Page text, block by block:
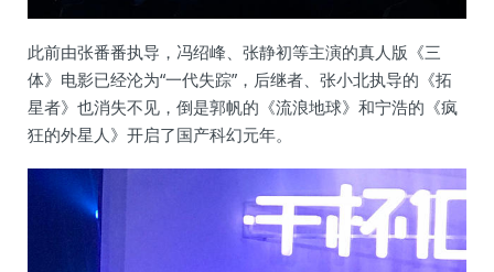
此前由张番番执导，冯绍峰、张静初等主演的真人版《三
体》电影已经沦为“一代失踪”，后继者、张小北执导的《拓
星者》也消失不见，倒是郭帆的《流浪地球》和宁浩的《疯
狂的外星人》开启了国产科幻元年。